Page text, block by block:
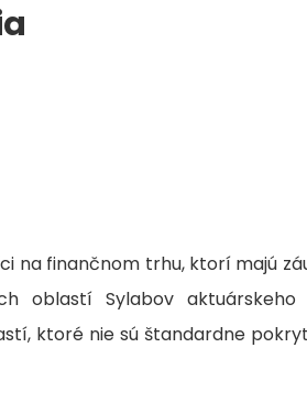
na finančnom trhu, ktorí majú
oblastí Sylabov aktuárskeho
ktoré nie sú štandardne